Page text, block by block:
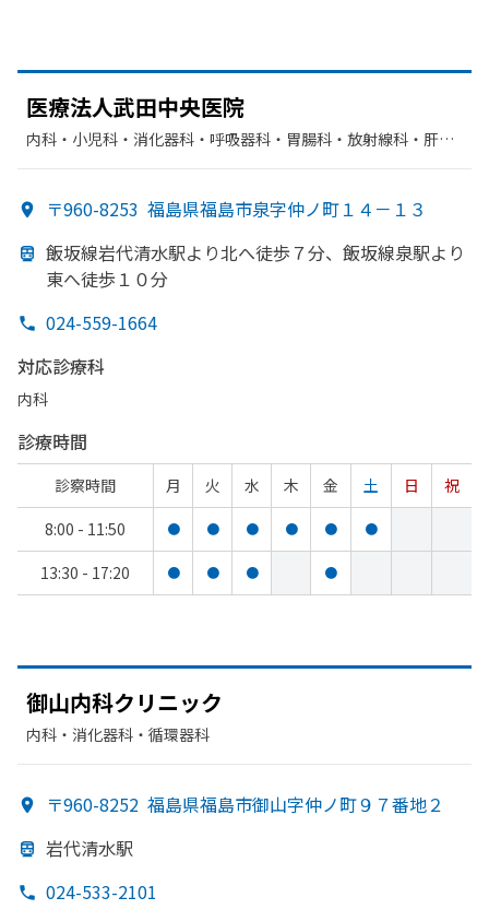
医療法人武田中央医院
内科・​小児科・​消化器科・​呼吸器科・​胃腸科・​放射線科・​肝臓
〒960-8253 福島県福島市泉字仲ノ町１４－１３
飯坂線岩代清水駅より北へ徒歩７分、 飯坂線泉駅より
東へ徒歩１０分
024-559-1664
対応診療科
内科
診療時間
診察時間 月 火 水 木 金 土 日
祝
8:00 - 11:50
● ● ● ● ● ●
13:30 - 17:20 ● ● ● ●
御山内科クリニック
内科・​消化器科・​循環器科
〒960-8252 福島県福島市御山字仲ノ町９７番地２
岩代清水駅
024-533-2101